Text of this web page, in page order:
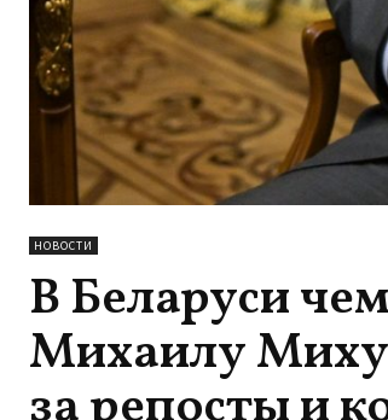
НОВОСТИ
В Беларуси
Михаилу